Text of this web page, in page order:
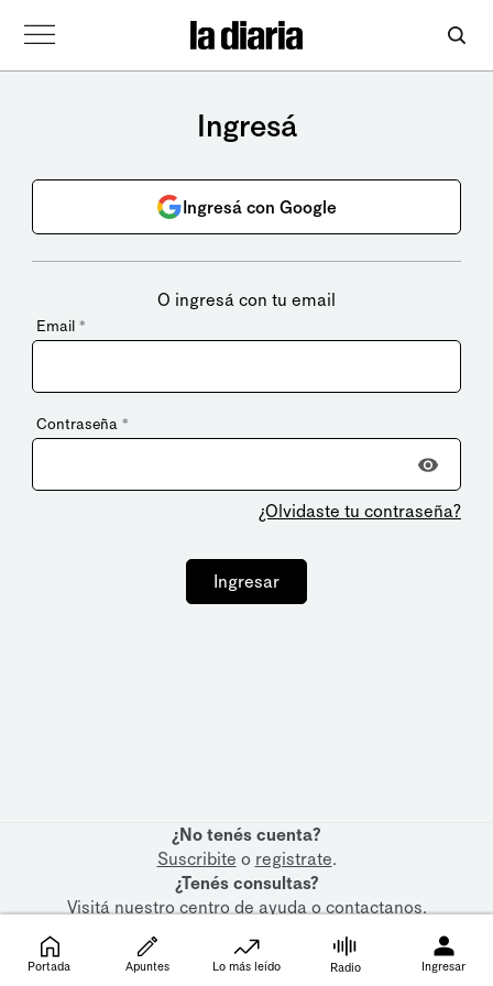
Ingresá
Ingresá con Google
O ingresá con tu email
Email *
Contraseña *
¿Olvidaste tu contraseña?
Ingresar
¿No tenés cuenta?
Suscribite o registrate.
¿Tenés consultas?
Visitá nuestrocentro de ayudaocontactanos.
Portada Apuntes Lo más leído Radio Ingresar